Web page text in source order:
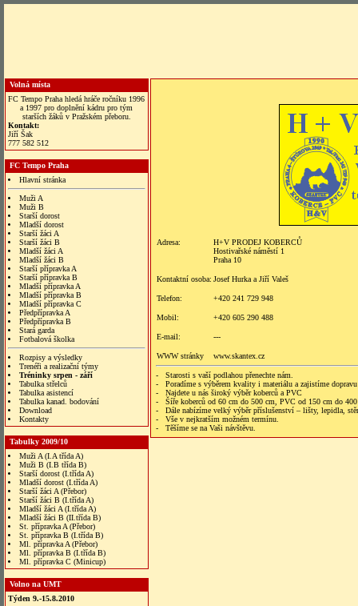
Volná místa
FC Tempo Praha hledá hráče ročníku 1996
a 1997 pro doplnění kádru pro tým
starších žáků v Pražském přeboru.
Kontakt:
Jiří Šak
777 582 512
FC Tempo Praha
Hlavní stránka
Muži A
Muži B
Starší dorost
Mladší dorost
Starší žáci A
Starší žáci B
Mladší žáci A
Mladší žáci B
Starší přípravka A
Starší přípravka B
Mladší přípravka A
Mladší přípravka B
Mladší přípravka C
Předpřípravka A
Předpřípravka B
Stará garda
Fotbalová školka
Rozpisy a výsledky
Trenéři a realizační týmy
Tréninky srpen - září
Tabulka střelců
Tabulka asistencí
Tabulka kanad. bodování
Download
Kontakty
Tabulky 2009/10
Muži A (I.A třída A)
Muži B (I.B třída B)
Starší dorost (I.třída A)
Mladší dorost (I.třída A)
Starší žáci A (Přebor)
Starší žáci B (I.třída A)
Mladší žáci A (I.třída A)
Mladší žáci B (II.třída B)
St. přípravka A (Přebor)
St. přípravka B (I.třída B)
Ml. přípravka A (Přebor)
Ml. přípravka B (I.třída B)
Ml. přípravka C (Minicup)
Volno na UMT
Týden 9.-15.8.2010
Adresa:
H+V PRODEJ KOBERCŮ
Hostivařské náměstí 1
Praha 10
Kontaktní osoba: Josef Hurka a Jiří Valeš
Telefon: +420 241 729 948
Mobil: +420 605 290 488
E-mail: ---
WWW stránky www.skantex.cz
- Starosti s vaší podlahou přenechte nám.
- Poradíme s výběrem kvality i materiálu a zajistíme
- Najdete u nás široký výběr koberců a PVC
- Šíře koberců od 60 cm do 500 cm, PVC od 150 cm do
- Dále nabízíme velký výběr příslušenství – lišty, lepidla,
- Vše v nejkratším možném termínu.
- Těšíme se na Vaši návštěvu.